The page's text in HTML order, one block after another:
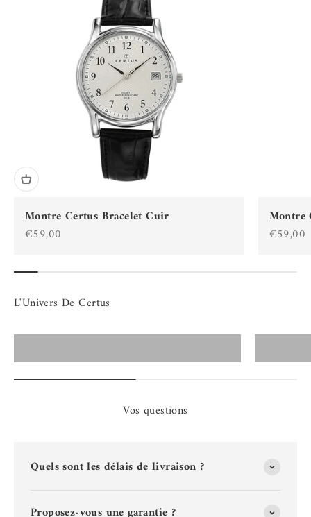
Montre Certus Bracelet Cuir
Prix de vente
€59,00
Montre
Prix de
€59,00
Vos questions
Quels sont les délais de livraison ?
Proposez-vous une garantie ?